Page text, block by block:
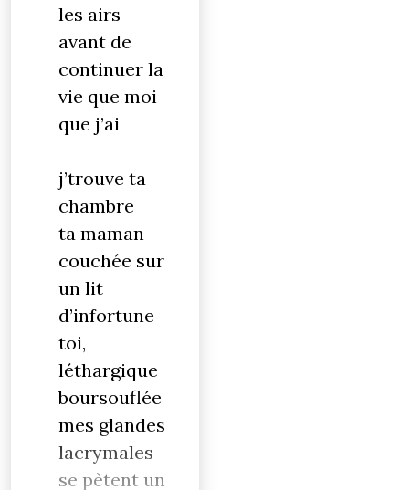
les airs
avant de
continuer la
vie que moi
que j’ai
j’trouve ta
chambre
ta maman
couchée sur
un lit
d’infortune
toi,
léthargique
boursouflée
mes glandes
lacrymales
se pètent un